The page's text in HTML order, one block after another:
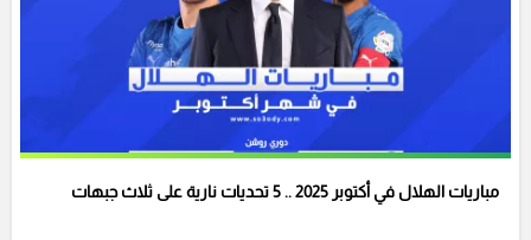
مباريات الهلال في أكتوبر 2025 .. 5 تحديات نارية على ثلاث جبهات